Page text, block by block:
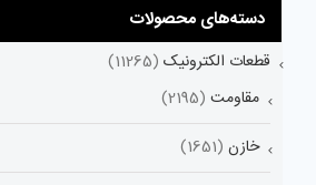
دسته‌های محصولات
قطعات الکترونیک (11265)
مقاومت (2195)
خازن (1651)